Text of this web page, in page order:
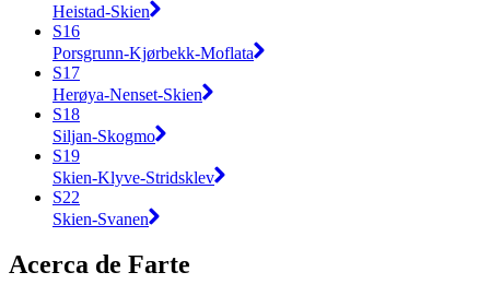
Heistad-Skien
S16
Porsgrunn-Kjørbekk-Moflata
S17
Herøya-Nenset-Skien
S18
Siljan-Skogmo
S19
Skien-Klyve-Stridsklev
S22
Skien-Svanen
Acerca de Farte